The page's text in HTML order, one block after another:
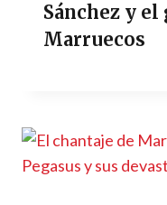
Sánchez y
Marruecos